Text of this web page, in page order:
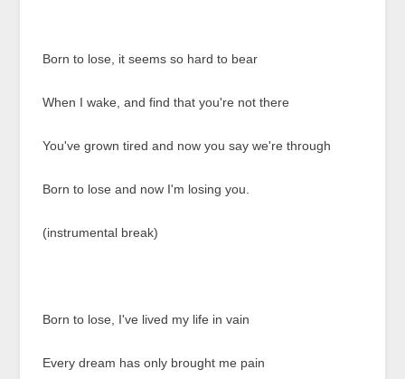
Born to lose, it seems so hard to bear
When I wake, and find that you're not there
You've grown tired and now you say we're through
Born to lose and now I'm losing you.
(instrumental break)
Born to lose, I've lived my life in vain
Every dream has only brought me pain